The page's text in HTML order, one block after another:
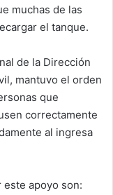
muchas de las
el tanque.
de la Dirección
mantuvo el orden
que
correctamente
al ingresa
apoyo son: